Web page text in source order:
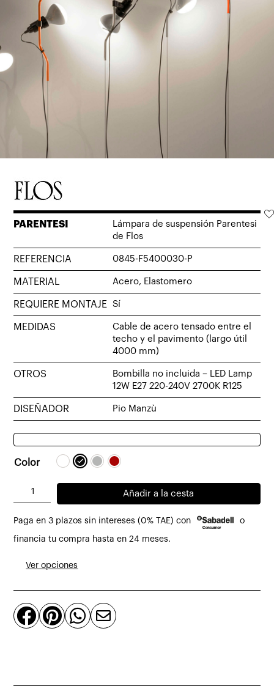
PARENTESI
Lámpara de suspensión Parentesi
de Flos
REFERENCIA 0845-F5400030-P
MATERIAL Acero, Elastomero
REQUIERE MONTAJE Sí
MEDIDAS
Cable de acero tensado entre el
techo y el pavimento (largo útil
4000 mm)
OTROS
Bombilla no incluida – LED Lamp
12W E27 220-240V 2700K R125
DISEÑADOR Pio Manzù
Color
Lámpara
suspensión
Parentesi
cantidad
Añadir a la cesta
Paga en 3 plazos sin intereses (0% TAE) con o
financia tu compra hasta en 24 meses.
Ver opciones
   